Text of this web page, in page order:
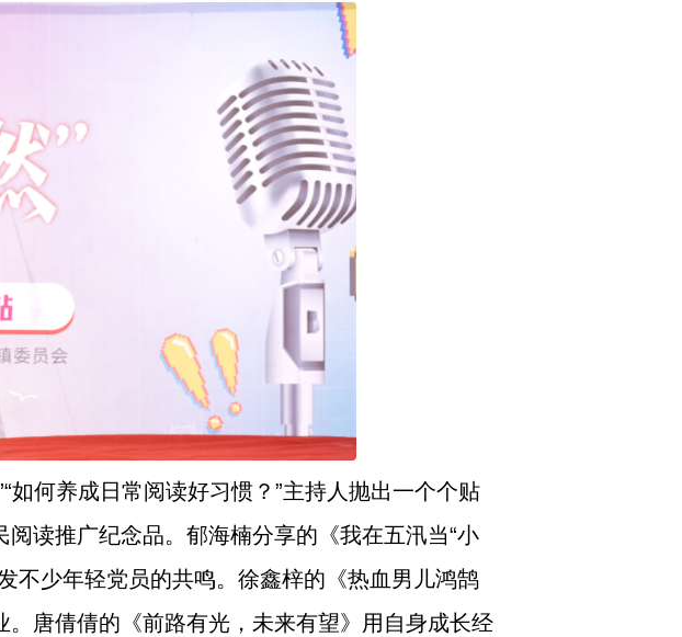
如何养成日常阅读好习惯？”主持人抛出一个个贴
读推广纪念品。郁海楠分享的《我在五汛当“小
不少年轻党员的共鸣。徐鑫梓的《热血男儿鸿鹄
唐倩倩的《前路有光，未来有望》用自身成长经